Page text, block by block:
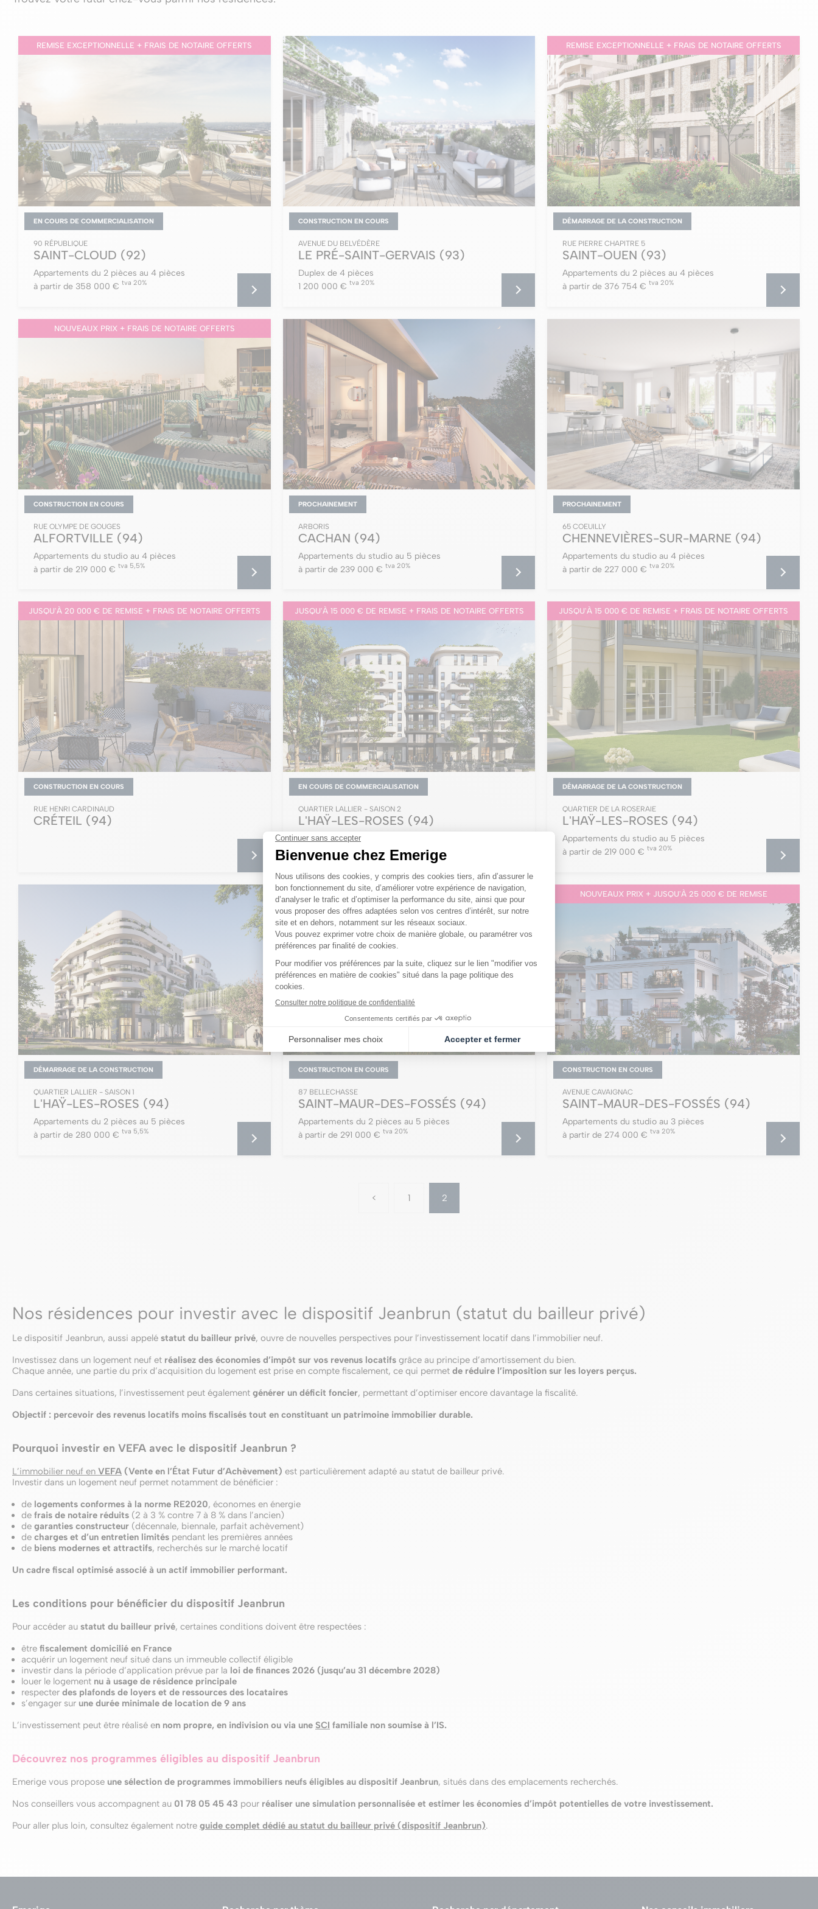
REMISE EXCEPTIONNELLE + FRAIS DE NOTAIRE OFFERTS
EN COURS DE COMMERCIALISATION
90 RÉPUBLIQUE
SAINT-CLOUD (92)
Appartements du 2 pièces au 4 pièces
à partir de 358 000 € tva 20%
CONSTRUCTION EN COURS
AVENUE DU BELVÉDÈRE
LE PRÉ-SAINT-GERVAIS (93)
Duplex de 4 pièces
1 200 000 € tva 20%
REMISE EXCEPTIONNELLE + FRAIS DE NOTAIRE OFFERTS
DÉMARRAGE DE LA CONSTRUCTION
RUE PIERRE CHAPITRE 5
SAINT-OUEN (93)
Appartements du 2 pièces au 4 pièces
à partir de 376 754 € tva 20%
NOUVEAUX PRIX + FRAIS DE NOTAIRE OFFERTS
CONSTRUCTION EN COURS
RUE OLYMPE DE GOUGES
ALFORTVILLE (94)
Appartements du studio au 4 pièces
à partir de 219 000 € tva 5,5%
PROCHAINEMENT
ARBORIS
CACHAN (94)
Appartements du studio au 5 pièces
à partir de 239 000 € tva 20%
PROCHAINEMENT
65 COEUILLY
CHENNEVIÈRES-SUR-MARNE (94)
Appartements du studio au 4 pièces
à partir de 227 000 € tva 20%
JUSQU'À 20 000 € DE REMISE + FRAIS DE NOTAIRE OFFERTS
CONSTRUCTION EN COURS
RUE HENRI CARDINAUD
CRÉTEIL (94)
JUSQU'À 15 000 € DE REMISE + FRAIS DE NOTAIRE OFFERTS
EN COURS DE COMMERCIALISATION
QUARTIER LALLIER - SAISON 2
L'HAŸ-LES-ROSES (94)
Appartements du 2 pièces aux duplex de 5 pièces
à partir de 271 000 € tva 5,5%
JUSQU'À 15 000 € DE REMISE + FRAIS DE NOTAIRE OFFERTS
DÉMARRAGE DE LA CONSTRUCTION
QUARTIER DE LA ROSERAIE
L'HAŸ-LES-ROSES (94)
Appartements du studio au 5 pièces
à partir de 219 000 € tva 20%
DÉMARRAGE DE LA CONSTRUCTION
QUARTIER LALLIER - SAISON 1
L'HAŸ-LES-ROSES (94)
Appartements du 2 pièces au 5 pièces
à partir de 280 000 € tva 5,5%
FRAIS DE NOTAIRE OFFERTS + JUSQU'À 12 500 € DE REMISE
CONSTRUCTION EN COURS
87 BELLECHASSE
SAINT-MAUR-DES-FOSSÉS (94)
Appartements du 2 pièces au 5 pièces
à partir de 291 000 € tva 20%
NOUVEAUX PRIX + JUSQU'À 25 000 € DE REMISE
CONSTRUCTION EN COURS
AVENUE CAVAIGNAC
SAINT-MAUR-DES-FOSSÉS (94)
Appartements du studio au 3 pièces
à partir de 274 000 € tva 20%
< 1 2
Nos résidences pour investir avec le dispositif Jeanbrun (statut du bailleur privé)
Le dispositif Jeanbrun, aussi appelé statut du bailleur privé, ouvre de nouvelles perspectives pour l’investissement locatif dans l’immobilier neuf.
Investissez dans un logement neuf et réalisez des économies d’impôt sur vos revenus locatifs grâce au principe d’amortissement du bien.
Chaque année, une partie du prix d’acquisition du logement est prise en compte fiscalement, ce qui permet de réduire l’imposition sur les loyers perçus.
Dans certaines situations, l’investissement peut également générer un déficit foncier, permettant d’optimiser encore davantage la fiscalité.
Objectif : percevoir des revenus locatifs moins fiscalisés tout en constituant un patrimoine immobilier durable.
Pourquoi investir en VEFA avec le dispositif Jeanbrun ?
L’immobilier neuf en VEFA (Vente en l’État Futur d’Achèvement) est particulièrement adapté au statut de bailleur privé.
Investir dans un logement neuf permet notamment de bénéficier :
de logements conformes à la norme RE2020, économes en énergie
de frais de notaire réduits (2 à 3 % contre 7 à 8 % dans l’ancien)
de garanties constructeur (décennale, biennale, parfait achèvement)
de charges et d’un entretien limités pendant les premières années
de biens modernes et attractifs, recherchés sur le marché locatif
Un cadre fiscal optimisé associé à un actif immobilier performant.
Les conditions pour bénéficier du dispositif Jeanbrun
Pour accéder au statut du bailleur privé, certaines conditions doivent être respectées :
être fiscalement domicilié en France
acquérir un logement neuf situé dans un immeuble collectif éligible
investir dans la période d’application prévue par la loi de finances 2026 (jusqu’au 31 décembre 2028)
louer le logement nu à usage de résidence principale
respecter des plafonds de loyers et de ressources des locataires
s’engager sur une durée minimale de location de 9 ans
L’investissement peut être réalisé en nom propre, en indivision ou via une SCI familiale non soumise à l’IS.
Découvrez nos programmes éligibles au dispositif Jeanbrun
Emerige vous propose une sélection de programmes immobiliers neufs éligibles au dispositif Jeanbrun, situés dans des emplacements recherchés.
Nos conseillers vous accompagnent au 01 78 05 45 43 pour réaliser une simulation personnalisée et estimer les économies d’impôt potentielles de votre investissement.
Pour aller plus loin, consultez également notre guide complet dédié au statut du bailleur privé (dispositif Jeanbrun).